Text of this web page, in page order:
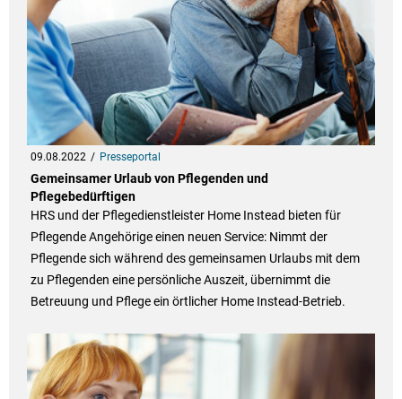
09.08.2022 Presseportal
Gemeinsamer Urlaub von Pflegenden und
Pflegebedürftigen
HRS und der Pflegedienstleister Home Instead bieten für
Pflegende Angehörige einen neuen Service: Nimmt der
Pflegende sich während des gemeinsamen Urlaubs mit dem
zu Pflegenden eine persönliche Auszeit, übernimmt die
Betreuung und Pflege ein örtlicher Home Instead-Betrieb.